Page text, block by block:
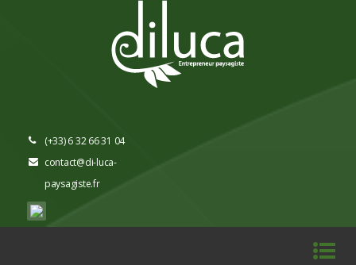
(+33) 6 32 66 31 04
contact@di-luca-
paysagiste.fr